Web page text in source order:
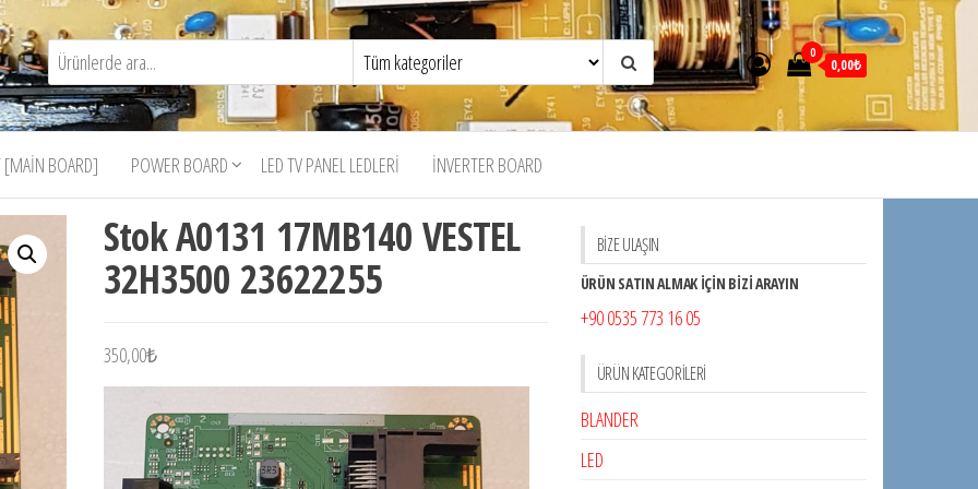
0
0,00₺
[MAIN BOARD] POWER BOARD LED TV PANEL LEDLERI İNVERTER BOARD
Stok A0131 17MB140 VESTEL
32H3500 23622255
350,00₺
BİZE ULAŞIN
ÜRÜN SATIN ALMAK İÇİN BİZİ ARAYIN
+90 0535 773 16 05
ÜRÜN KATEGORILERI
BLANDER
LED